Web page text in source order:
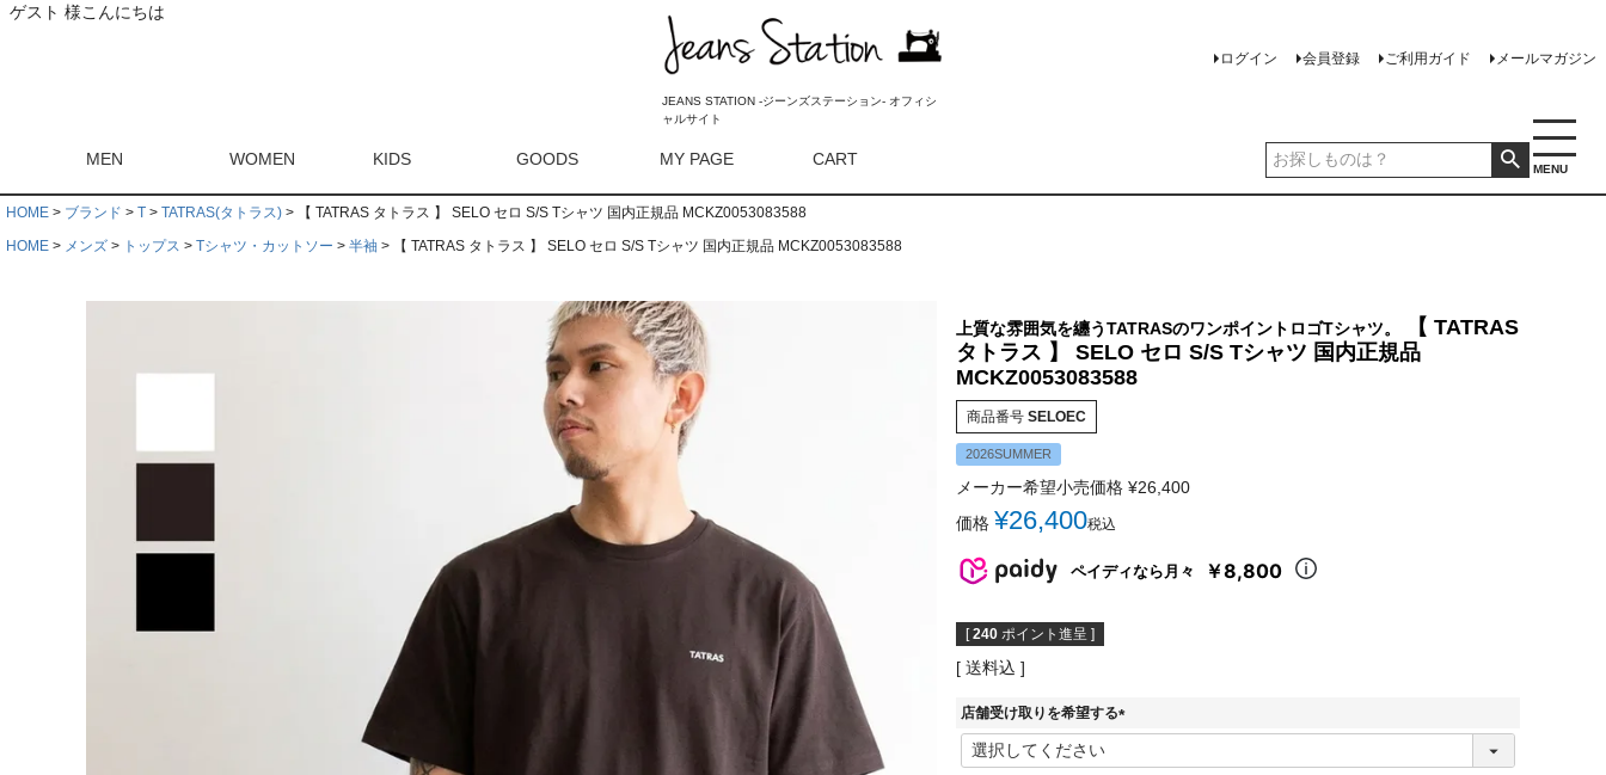
ゲスト 様こんにちは
MENU
JEANS STATION -ジーンズステーション- オフィシ
ャルサイト
ログイン 会員登録 ご利用ガイド メールマガジン
MEN WOMEN KIDS GOODS MY PAGE CART
HOME ブランド T TATRAS(タトラス)
【 TATRAS タトラス 】 SELO セロ S/S Tシャツ 国内正規品 MCKZ0053083588
HOME
メンズ トップス Tシャツ・カットソー 半袖 【 TATRAS タトラス 】 SELO セロ S/S Tシャツ 国内正規品 MCKZ0053083588
上質な雰囲気を纏うTATRASのワンポイントロゴTシャツ。
【 TATRAS
タトラス 】 SELO セロ S/S Tシャツ 国内正規品
MCKZ0053083588
商品番号 SELOEC
2026SUMMER
メーカー希望小売価格 ¥26,400
価格 ¥26,400税込
ペイディなら月々 ￥8,800
[ 240 ポイント進呈 ]
送料込
店舗受け取りを希望する
(